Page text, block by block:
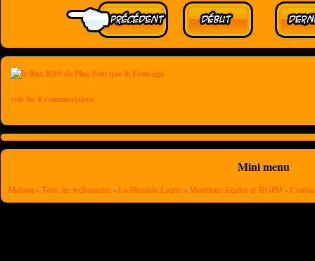
voir les 4 commentaires
Mini menu
Maison -Tous les webcomics - La librairie Lapin - Mentions légales et RGPD -